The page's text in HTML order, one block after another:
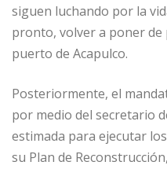
siguen luchando por la
pronto, volver a poner de
puerto de Acapulco.
Posteriormente, el
por medio del secretario
estimada para ejecutar
su Plan de